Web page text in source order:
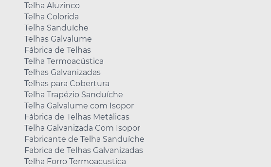
Telha Aluzinco
Telha Colorida
Telha Sanduíche
Telhas Galvalume
Fábrica de Telhas
Telha Termoacústica
Telhas Galvanizadas
Telhas para Cobertura
Telha Trapézio Sanduíche
Telha Galvalume com Isopor
Fábrica de Telhas Metálicas
Telha Galvanizada Com Isopor
Fabricante de Telha Sanduíche
Fabrica de Telhas Galvanizadas
Telha Forro Termoacustica